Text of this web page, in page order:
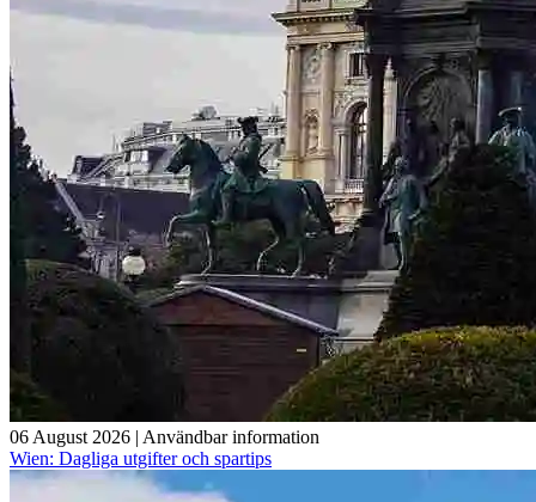
06 August 2026 | Användbar information
Wien: Dagliga utgifter och spartips